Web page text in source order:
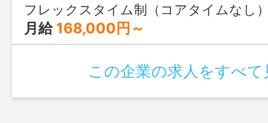
フレックスタイム制（コアタイムなし） 基本就業
月給 168,000円～
この企業の求人をすべて